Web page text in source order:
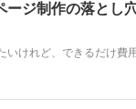
ージ制作の落とし
いけれど、できるだけ費